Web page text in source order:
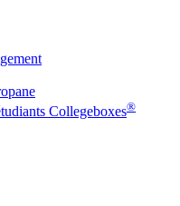
Collegeboxes®